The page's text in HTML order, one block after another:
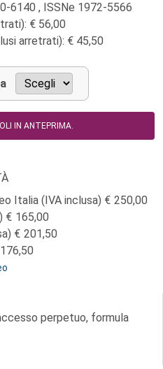
6140 , ISSNe 1972-5566
€ 56,00
arretrati): € 45,50
IN ANTEPRIMA.
Italia (IVA inclusa)
250,00
165,00
201,50
176,50
perpetuo, formula